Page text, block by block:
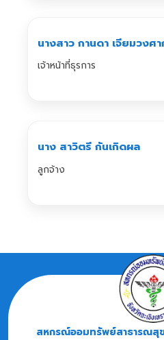
นางสาว กานดา เจียมวงศ
เจ้าหน้าที่ธุรการ
นาง สาวิตรี กันเกิดผล
ลูกจ้าง
สหกรณ์ออมทรัพย์สาธารณสุข